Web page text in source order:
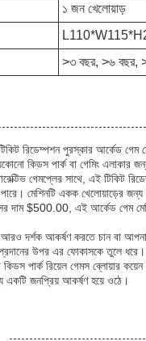
১ জন খেলোয়াড়
>৩ বছর, >৬ বছর,
রিডেম্পশন পুরস্কার আর্কেড গেম
কিডস পার্ক বা গেমিং এলাকার
গেমপ্লের সাথে, এই টিকিট
মেশিনটি একক খেলোয়াড়ের
দাম $500.00, এই আর্কেড গেম
দর্শক আকর্ষণ করতে চান বা
প্রদানের উপর এর ফোকাসকে তুলে ধরে।
পার্ক রিয়েল গেমস ব্লোয়ার
জনপ্রিয় আকর্ষণ হয়ে ওঠে।